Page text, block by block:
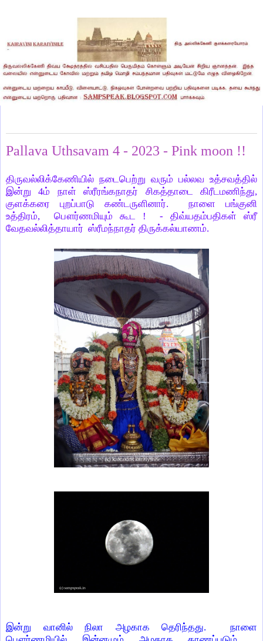
Pallava Uthsavam 4 - 2023 - Pink moon !!
திருவல்லிக்கேணியில் நடைபெற்று வரும் பல்லவ உத்சவத்தில்
இன்று 4ம் நாள் ஸ்ரீரங்கநாதர் சிகத்தாடை கிரீடமணிந்து,
குளக்கரை புறப்பாடு கண்டருளினார். நாளை பங்குனி
உத்திரம், பௌர்ணமியும் கூட ! - திவ்யதம்பதிகள் ஸ்ரீ
வேதவல்லித்தாயார் ஸ்ரீமந்நாதர் திருக்கல்யாணம்.
இன்று வானில் நிலா அழகாக தெரிந்தது. நாளை